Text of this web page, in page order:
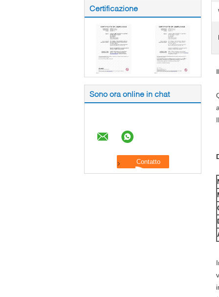
Certificazione
Sono ora online in chat